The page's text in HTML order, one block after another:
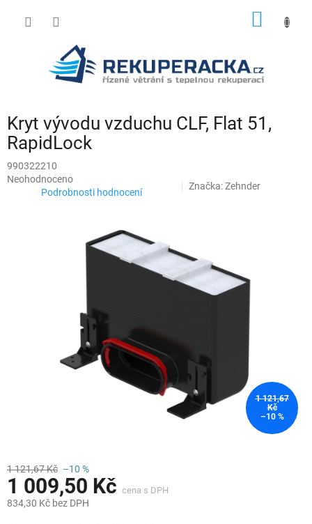
Kryt vývodu vzduchu CLF, Flat 51,
RapidLock
990322210
Průměrné
hodnocení
Neohodnoceno
Podrobnosti hodnocení
Značka:Zehnder
1 121,67
Kč
–10 %
1 121,67 Kč –10 %
1 009,50 Kč
834,30 Kč bez DPH